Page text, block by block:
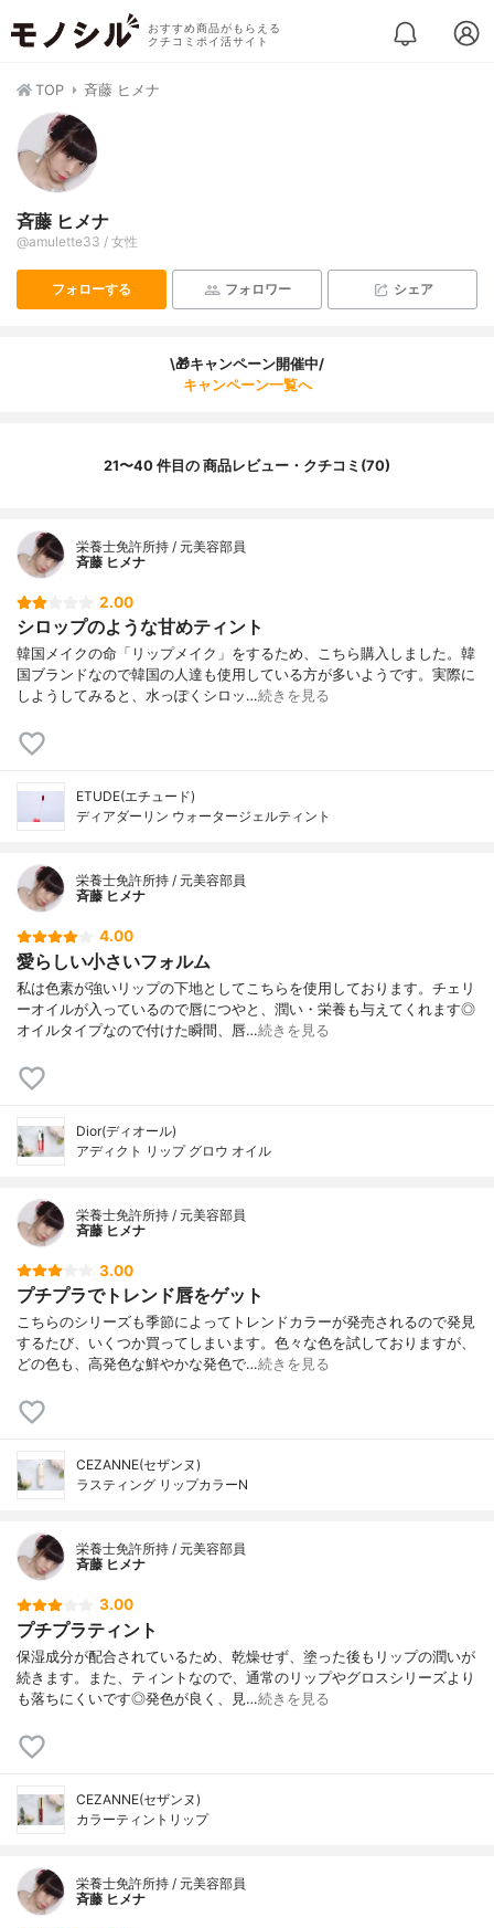
おすすめ商品がもらえる
クチコミポイ活サイト
TOP 斉藤 ヒメナ
斉藤 ヒメナ
@amulette33 / 女性
フォローする フォロワー シェア
\🎁キャンペーン開催中/
キャンペーン一覧へ
21〜40 件目の 商品レビュー・クチコミ(70)
栄養士免許所持 / 元美容部員
斉藤 ヒメナ
2.00
シロップのような甘めティント
韓国メイクの命「リップメイク」をするため、こちら購入しました。韓
国ブランドなので韓国の人達も使用している方が多いようです。実際に
しようしてみると、水っぽくシロッ…続きを見る
ETUDE(エチュード)
ディアダーリン ウォータージェルティント
栄養士免許所持 / 元美容部員
斉藤 ヒメナ
4.00
愛らしい小さいフォルム
私は色素が強いリップの下地としてこちらを使用しております。チェリ
ーオイルが入っているので唇につやと、潤い・栄養も与えてくれます◎
オイルタイプなので付けた瞬間、唇…続きを見る
Dior(ディオール)
アディクト リップ グロウ オイル
栄養士免許所持 / 元美容部員
斉藤 ヒメナ
3.00
プチプラでトレンド唇をゲット
こちらのシリーズも季節によってトレンドカラーが発売されるので発見
するたび、いくつか買ってしまいます。色々な色を試しておりますが、
どの色も、高発色な鮮やかな発色で…続きを見る
CEZANNE(セザンヌ)
ラスティング リップカラーN
栄養士免許所持 / 元美容部員
斉藤 ヒメナ
3.00
プチプラティント
保湿成分が配合されているため、乾燥せず、塗った後もリップの潤いが
続きます。また、ティントなので、通常のリップやグロスシリーズより
も落ちにくいです◎発色が良く、見…続きを見る
CEZANNE(セザンヌ)
カラーティントリップ
栄養士免許所持 / 元美容部員
斉藤 ヒメナ